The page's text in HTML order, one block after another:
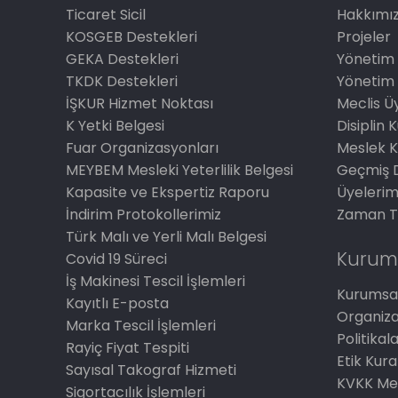
Ticaret Sicil
KOSGEB Destekleri
GEKA Destekleri
TKDK Destekleri
İŞKUR Hizmet Noktası
K Yetki Belgesi
Fuar Organizasyonları
MEYBEM Mesleki Yeterlilik Belgesi
Kapasite ve Ekspertiz Raporu
İndirim Protokollerimiz
Türk Malı ve Yerli Malı Belgesi
Covid 19 Süreci
İş Makinesi Tescil İşlemleri
Kayıtlı E-posta
Marka Tescil İşlemleri
Rayiç Fiyat Tespiti
Sayısal Takograf Hizmeti
Sigortacılık İşlemleri
Projeler
Yönetim
Yönetim
Meclis
Disiplin
Meslek
Geçmiş
Zaman
Etik
KVKK